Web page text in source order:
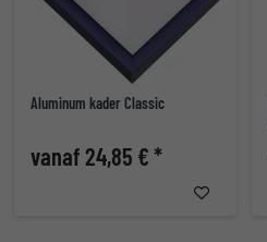
Aluminum kader Classic
vanaf 24,85 € *